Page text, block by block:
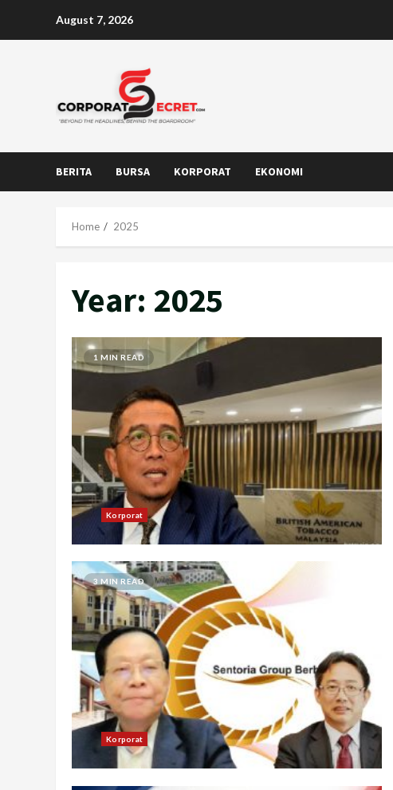
August 7, 2026
BERITA BURSA KORPORAT EKONOMI
Home 2025
Year: 2025
1 MIN READ
Korporat
3 MIN READ
Korporat